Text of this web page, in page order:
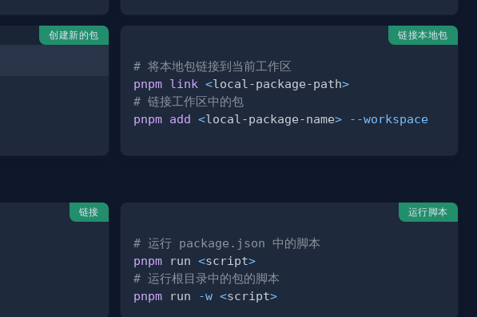
创建新的包 链接本地包
# 将本地包链接到当前工作区
pnpm link <local-package-path>
# 链接工作区中的包
pnpm add <local-package-name> --workspace
链接 运行脚本
# 运行 package.json 中的脚本
pnpm run <script>
# 运行根目录中的包的脚本
pnpm run -w <script>